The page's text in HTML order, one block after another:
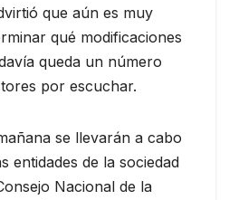
que aún es muy
qué modificaciones
queda un número
por escuchar.
se llevarán a cabo
entidades de la sociedad
Nacional de la